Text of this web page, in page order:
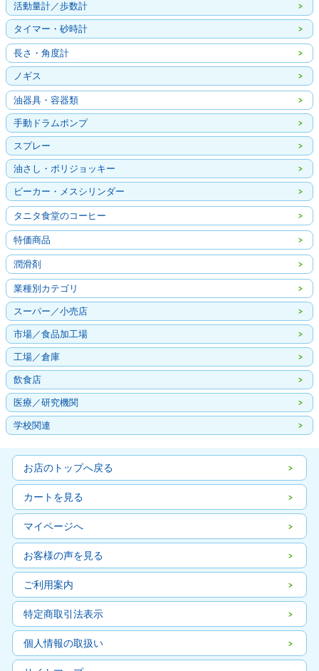
活動量計／歩数計
タイマー・砂時計
長さ・角度計
ノギス
油器具・容器類
手動ドラムポンプ
スプレー
油さし・ポリジョッキー
ビーカー・メスシリンダー
タニタ食堂のコーヒー
特価商品
潤滑剤
業種別カテゴリ
スーパー／小売店
市場／食品加工場
工場／倉庫
飲食店
医療／研究機関
学校関連
お店のトップへ戻る
カートを見る
マイページへ
お客様の声を見る
ご利用案内
特定商取引法表示
個人情報の取扱い